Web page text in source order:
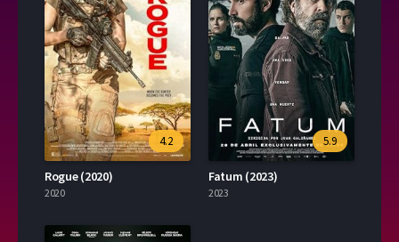
4.2
Rogue (2020)
2020
5.9
Fatum (2023)
2023